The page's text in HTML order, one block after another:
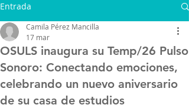
Entrada
OSULS inaugura su Temp/26 Pulso
Sonoro: Conectando emociones,
celebrando un nuevo aniversario
de su casa de estudios
Camila Pérez Mancilla
17 mar